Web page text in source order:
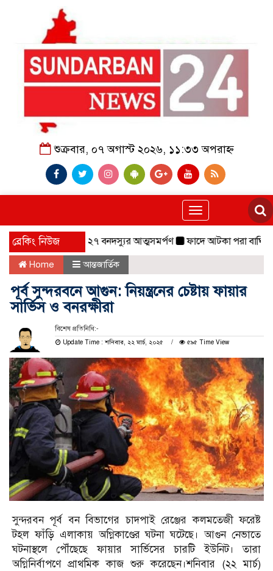
শুক্রবার, ০৭ অগাস্ট ২০২৬, ১১:৩৩ অপরাহ্ন
Toggle
navigation
ব্রেকিং নিউজ
বাহিনীর প্রধানসহ ২৭ বনদস্যুর আত্মসমর্পণ ফাদে আটকা পরা বাঘিনী,০৬
Home আন্তজার্তিক
পূর্ব সুন্দরবনে আগুন: নিয়ন্ত্রনের চেষ্টায় ফায়ার
সার্ভিস ও বনরক্ষীরা
বিশেষ প্রতিনিধি:-
Update Time : শনিবার, ২২ মার্চ, ২০২৫
৫৯৫ Time View
সুন্দরবন পূর্ব বন বিভাগের চাদপাই রেঞ্জের কলমতেজী ফরেষ্ট
টহল ফাঁড়ি এলাকায় অগ্নিকাণ্ডের ঘটনা ঘটেছে। আগুন নেভাতে
ঘটনাস্থলে পৌঁছেছে ফায়ার সার্ভিসের চারটি ইউনিট। তারা
অগ্নিনির্বাপণে প্রাথমিক কাজ শুরু করেছেন।শনিবার (২২ মার্চ)